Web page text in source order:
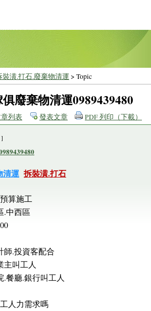
裝潢.打石.廢棄物清運 > Topic
廢棄物清運0989439480
列表 發表文章 PDF 列印（下載）
]
清運 拆裝潢.打石
算施工
.中西區
師.投資客配合
主叫工人
餐廳.銀行叫工人
人力需求嗎